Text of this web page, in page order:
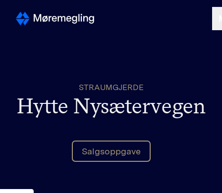
Om oss
Finn megler
STRAUMGJERDE
Hytte Nysætervegen
Salgsoppgave